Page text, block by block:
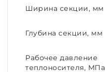
Ширина секции, мм
Глубина секции, мм
Рабочее давление
теплоносителя, МПа